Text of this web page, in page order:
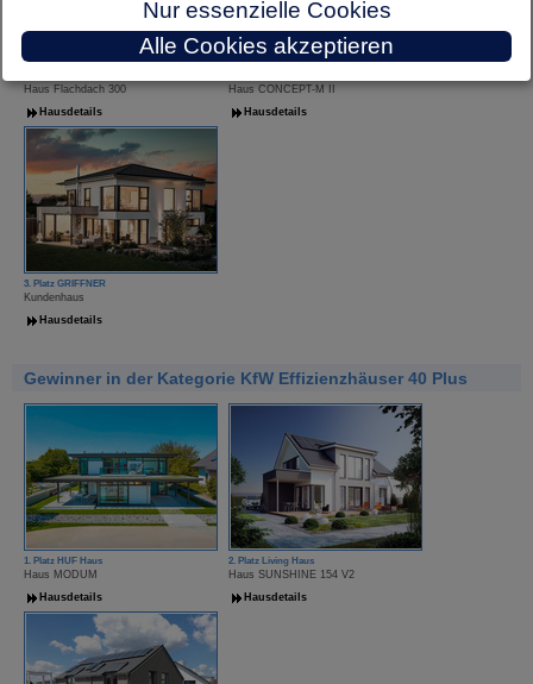
Haus Flachdach 300
Hausdetails
Haus CONCEPT-M II
Hausdetails
3. Platz GRIFFNER
Kundenhaus
Hausdetails
Gewinner in der Kategorie KfW Effizienzhäuser 40 Plus
1. Platz HUF Haus
Haus MODUM
Hausdetails
2. Platz Living Haus
Haus SUNSHINE 154 V2
Hausdetails
Nur essenzielle Cookies
Alle Cookies akzeptieren